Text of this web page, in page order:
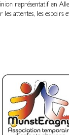
représentatif en
attentes, les espoirs